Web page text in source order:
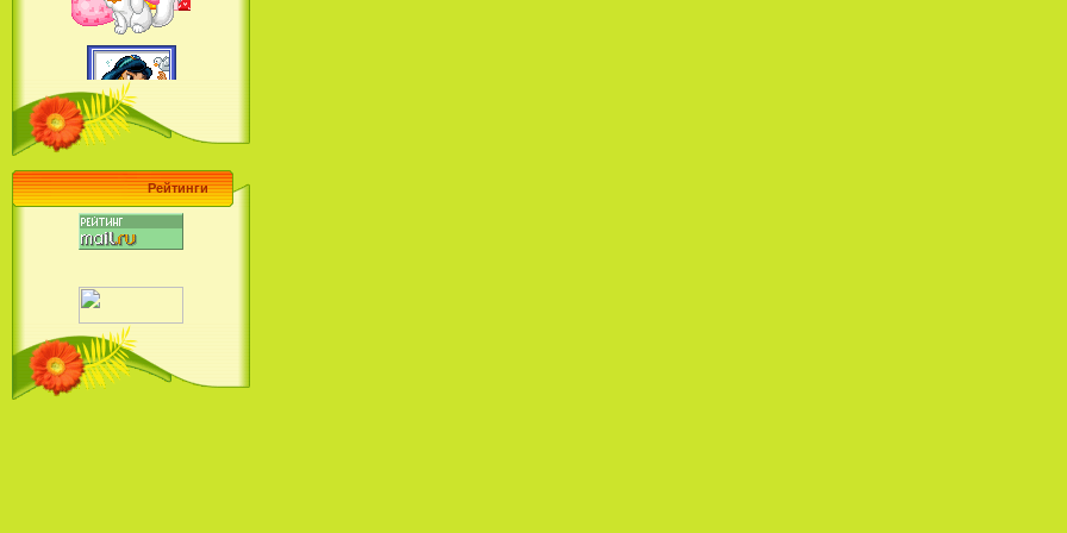
Наша Маша и Волшебный
Орех (2009)
Барби поет! Коллекция песен
кинопринцесс / Barbie Sings! The
Princess Movie Song Collection (2004)
Рейтинги